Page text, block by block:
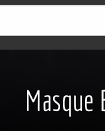
Masque